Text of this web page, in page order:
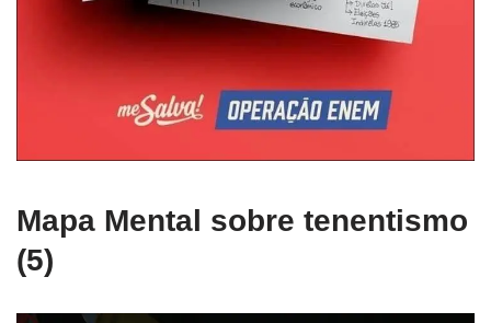
Mapa Mental sobre tenentismo
(5)